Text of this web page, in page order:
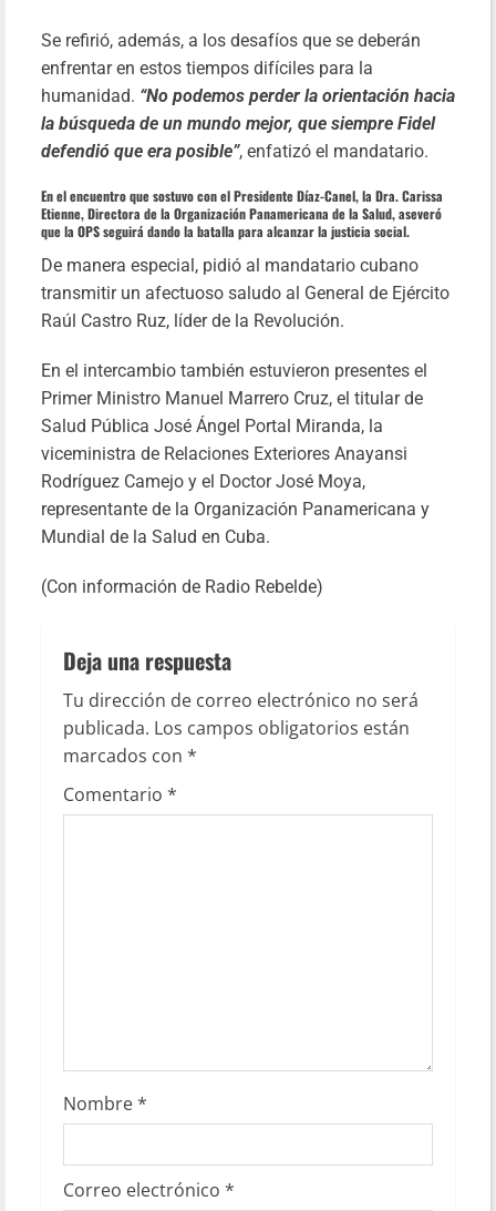
Se refirió, además, a los desafíos que se deberán
enfrentar en estos tiempos difíciles para la
humanidad. “No podemos perder la orientación hacia
la búsqueda de un mundo mejor, que siempre Fidel
defendió que era posible”, enfatizó el mandatario.
En el encuentro que sostuvo con el Presidente Díaz-Canel, la Dra. Carissa
Etienne, Directora de la Organización Panamericana de la Salud, aseveró
que la OPS seguirá dando la batalla para alcanzar la justicia social.
De manera especial, pidió al mandatario cubano
transmitir un afectuoso saludo al General de Ejército
Raúl Castro Ruz, líder de la Revolución.
En el intercambio también estuvieron presentes el
Primer Ministro Manuel Marrero Cruz, el titular de
Salud Pública José Ángel Portal Miranda, la
viceministra de Relaciones Exteriores Anayansi
Rodríguez Camejo y el Doctor José Moya,
representante de la Organización Panamericana y
Mundial de la Salud en Cuba.
(Con información de Radio Rebelde)
Deja una respuesta
Tu dirección de correo electrónico no será
publicada. Los campos obligatorios están
marcados con *
Comentario *
Nombre*
Correo electrónico *